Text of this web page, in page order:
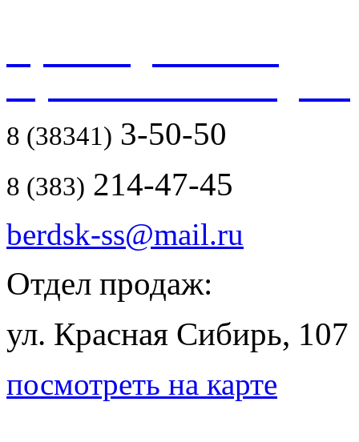
8 (38341) 3-50-50
8 (383) 214-47-45
berdsk-ss@mail.ru
Отдел продаж:
ул. Красная Сибирь, 107
посмотреть на карте